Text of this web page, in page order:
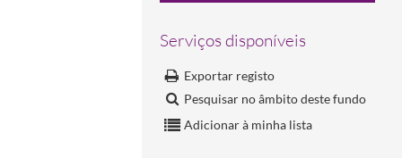
Serviços disponíveis
Exportar registo
Pesquisar no âmbito deste fundo
Adicionar à minha lista